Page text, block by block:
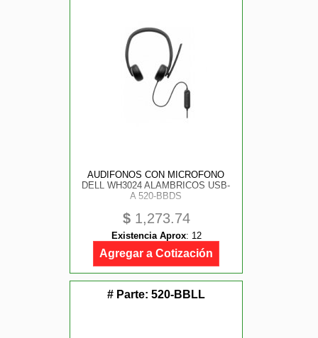
AUDIFONOS CON MICROFONO
DELL WH3024 ALAMBRICOS USB-
A 520-BBDS
$1,273.74
Existencia Aprox: 12
Agregar a Cotización
# Parte: 520-BBLL